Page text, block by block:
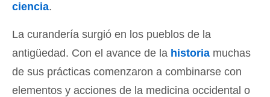
ciencia.
La curandería surgió en los pueblos de la
antigüedad. Con el avance de la historia muchas
de sus prácticas comenzaron a combinarse con
elementos y acciones de la medicina occidental o